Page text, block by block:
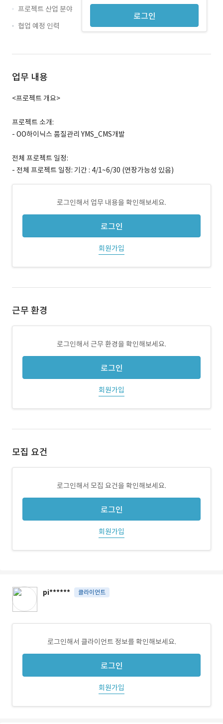
로그인
프로젝트 산업 분야
협업 예정 인력
업무 내용
<프로젝트 개요>
프로젝트 소개:
- OO하이닉스 품질관리 YMS_CMS개발
전체 프로젝트 일정:
- 전체 프로젝트 일정: 기간 : 4/1~6/30 (연장가능성 있음)
로그인해서 업무 내용을 확인해보세요.
로그인
회원가입
근무 환경
로그인해서 근무 환경을 확인해보세요.
로그인
회원가입
모집 요건
로그인해서 모집 요건을 확인해보세요.
로그인
회원가입
pi****** 클라이언트
로그인해서 클라이언트 정보를 확인해보세요.
로그인
회원가입